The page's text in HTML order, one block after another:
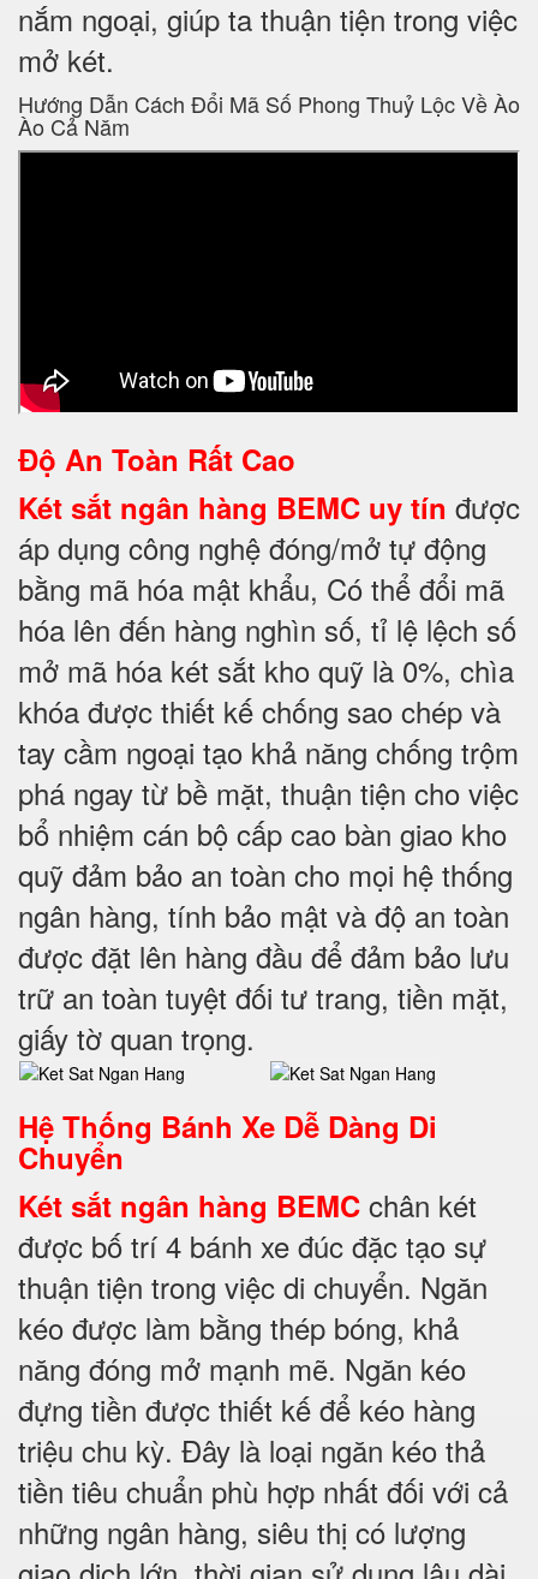
nắm ngoại, giúp ta thuận tiện trong việc
mở két.
Hướng Dẫn Cách Đổi Mã Số Phong Thuỷ Lộc Về Ào
Ào Cả Năm
Độ An Toàn Rất Cao
Két sắt ngân hàng BEMC uy tín được
áp dụng công nghệ đóng/mở tự động
bằng mã hóa mật khẩu, Có thể đổi mã
hóa lên đến hàng nghìn số, tỉ lệ lệch số
mở mã hóa két sắt kho quỹ là 0%, chìa
khóa được thiết kế chống sao chép và
tay cầm ngoại tạo khả năng chống trộm
phá ngay từ bề mặt, thuận tiện cho việc
bổ nhiệm cán bộ cấp cao bàn giao kho
quỹ đảm bảo an toàn cho mọi hệ thống
ngân hàng, tính bảo mật và độ an toàn
được đặt lên hàng đầu để đảm bảo lưu
trữ an toàn tuyệt đối tư trang, tiền mặt,
giấy tờ quan trọng.
Hệ Thống Bánh Xe Dễ Dàng Di
Chuyển
Két sắt ngân hàng BEMC chân két
được bố trí 4 bánh xe đúc đặc tạo sự
thuận tiện trong việc di chuyển. Ngăn
kéo được làm bằng thép bóng, khả
năng đóng mở mạnh mẽ. Ngăn kéo
đựng tiền được thiết kế để kéo hàng
triệu chu kỳ. Đây là loại ngăn kéo thả
tiền tiêu chuẩn phù hợp nhất đối với cả
những ngân hàng, siêu thị có lượng